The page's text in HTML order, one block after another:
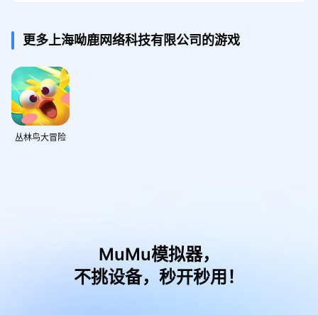
更多上海呦鹿网络科技有限公司的游戏
丛林鸟大冒险
MuMu模拟器，
不挑设备，秒开秒用！